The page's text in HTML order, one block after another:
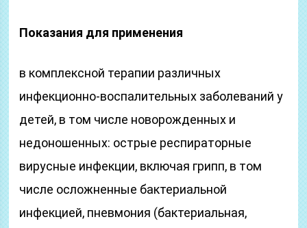
Показания для применения
в комплексной терапии различных
инфекционно-воспалительных заболеваний у
детей, в том числе новорожденных и
недоношенных: острые респираторные
вирусные инфекции, включая грипп, в том
числе осложненные бактериальной
инфекцией, пневмония (бактериальная,